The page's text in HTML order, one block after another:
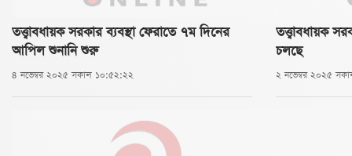
তত্ত্বাবধায়ক সরকার ব্যবস্থা ফেরাতে ৭ম দিনের
আপিল শুনানি শুরু
৪ নভেম্বর ২০২৫ সকাল ১০:৫২:২২
তত্ত্বাবধায়ক
চলছে
২ নভেম্বর ২০২৫